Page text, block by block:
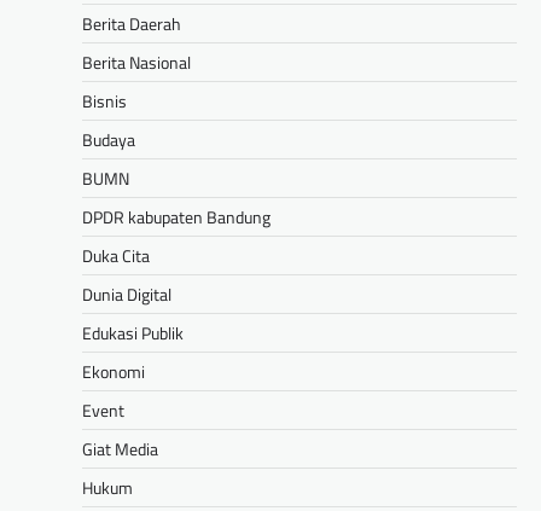
Berita Daerah
Berita Nasional
Bisnis
Budaya
BUMN
DPDR kabupaten Bandung
Duka Cita
Dunia Digital
Edukasi Publik
Ekonomi
Event
Giat Media
Hukum